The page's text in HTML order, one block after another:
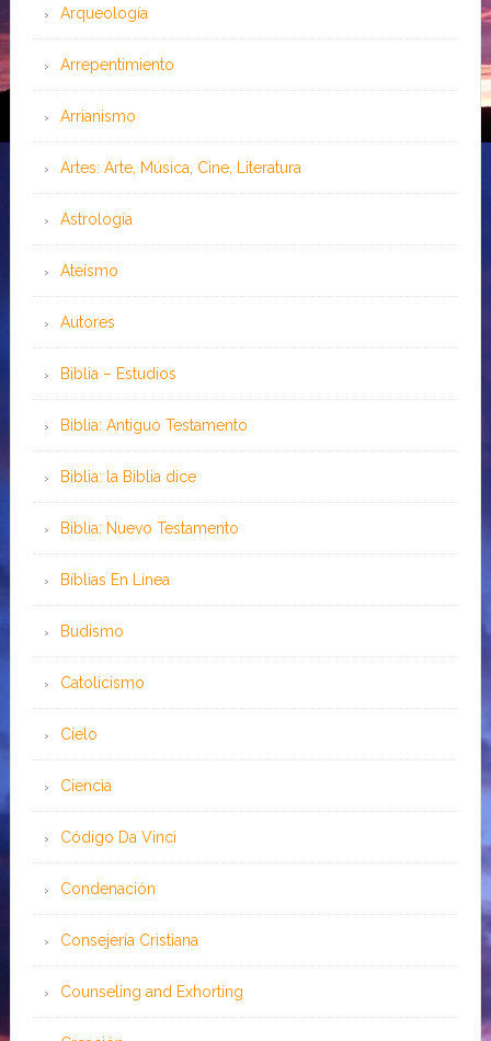
Arqueología
Arrepentimiento
Arrianismo
Artes: Arte, Música, Cine, Literatura
Astrología
Ateísmo
Autores
Biblia – Estudios
Biblia: Antiguo Testamento
Biblia: la Biblia dice
Biblia: Nuevo Testamento
Bíblias En Línea
Budismo
Catolicismo
Cielo
Ciencia
Código Da Vinci
Condenación
Consejería Cristiana
Counseling and Exhorting